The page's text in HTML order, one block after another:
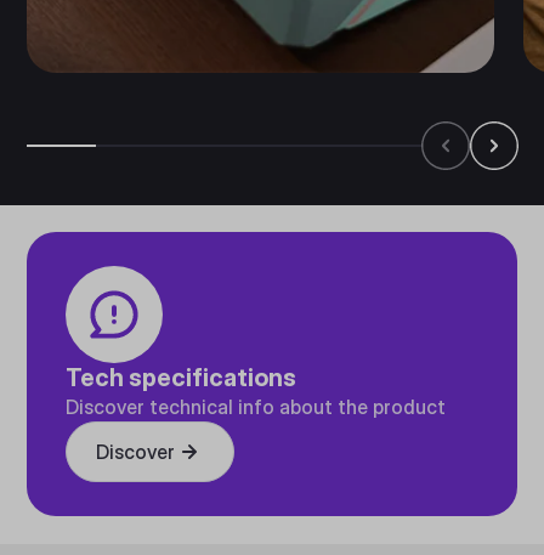
Tech specifications
Discover technical info about the product
Discover